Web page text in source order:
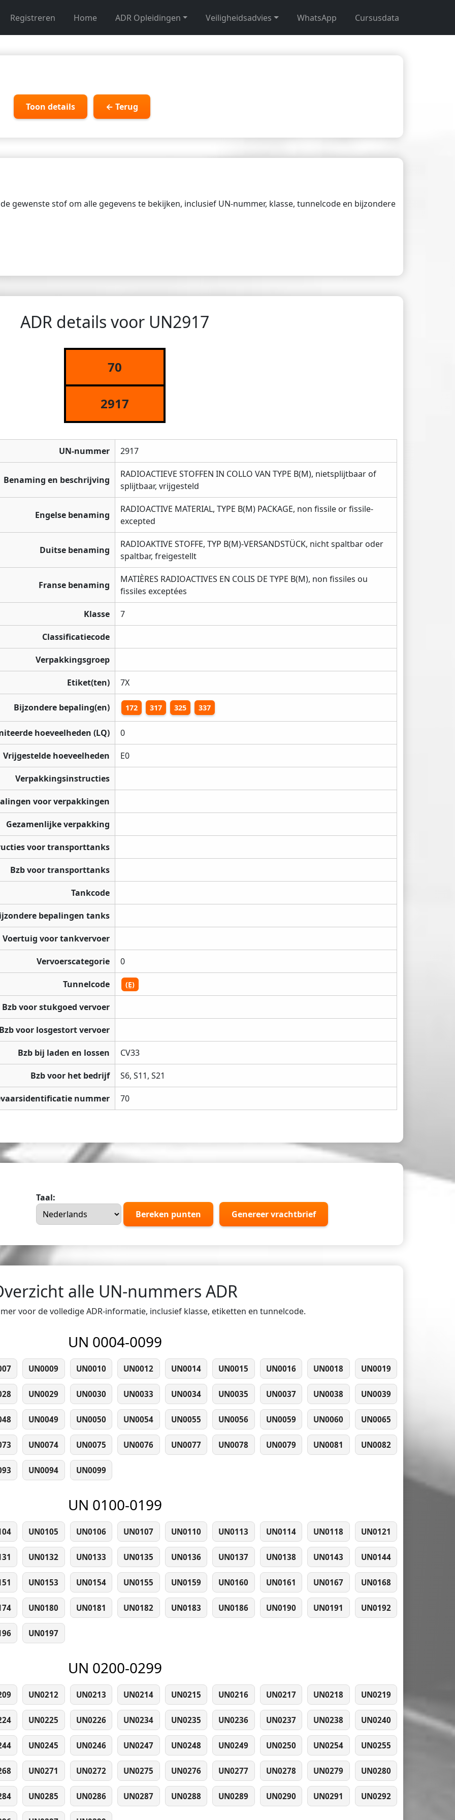
Registreren Home ADR Opleidingen Veiligheidsadvies WhatsApp Cursusdata
Toon details ← Terug
gewenste stof om alle gegevens te bekijken, inclusief UN-nummer, klasse, tunnelcode en bijzondere
ADR details voor UN2917
70
2917
UN-nummer 2917
Benaming en beschrijving
RADIOACTIEVE STOFFEN IN COLLO VAN TYPE B(M), nietsplijtbaar of
splijtbaar, vrijgesteld
Engelse benaming
RADIOACTIVE MATERIAL, TYPE B(M) PACKAGE, non fissile or fissile-
excepted
Duitse benaming
RADIOAKTIVE STOFFE, TYP B(M)-VERSANDSTÜCK, nicht spaltbar oder
spaltbar, freigestellt
Franse benaming
MATIÈRES RADIOACTIVES EN COLIS DE TYPE B(M), non fissiles ou
fissiles exceptées
Klasse 7
Classificatiecode
Verpakkingsgroep
Etiket(ten) 7X
Bijzondere bepaling(en) 172 317 325 337
hoeveelheden (LQ) 0
Vrijgestelde hoeveelheden E0
Verpakkingsinstructies
voor verpakkingen
Gezamenlijke verpakking
voor transporttanks
Bzb voor transporttanks
Tankcode
bepalingen tanks
Voertuig voor tankvervoer
Vervoerscategorie 0
Tunnelcode (E)
Bzb voor stukgoed vervoer
voor losgestort vervoer
Bzb bij laden en lossen CV33
Bzb voor het bedrijf S6, S11, S21
nummer 70
Taal:
Bereken punten
Genereer vrachtbrief
alle UN-nummers ADR
voor de volledige ADR-informatie, inclusief klasse, etiketten en tunnelcode.
UN 0004-0099
UN0009 UN0010 UN0012 UN0014 UN0015 UN0016 UN0018 UN0019
UN0029 UN0030 UN0033 UN0034 UN0035 UN0037 UN0038 UN0039
UN0049 UN0050 UN0054 UN0055 UN0056 UN0059 UN0060 UN0065
UN0074 UN0075 UN0076 UN0077 UN0078 UN0079 UN0081 UN0082
UN0094 UN0099
UN 0100-0199
UN0105 UN0106 UN0107 UN0110 UN0113 UN0114 UN0118 UN0121
UN0132 UN0133 UN0135 UN0136 UN0137 UN0138 UN0143 UN0144
UN0153 UN0154 UN0155 UN0159 UN0160 UN0161 UN0167 UN0168
UN0180 UN0181 UN0182 UN0183 UN0186 UN0190 UN0191 UN0192
UN0197
UN 0200-0299
UN0212 UN0213 UN0214 UN0215 UN0216 UN0217 UN0218 UN0219
UN0225 UN0226 UN0234 UN0235 UN0236 UN0237 UN0238 UN0240
UN0245 UN0246 UN0247 UN0248 UN0249 UN0250 UN0254 UN0255
UN0271 UN0272 UN0275 UN0276 UN0277 UN0278 UN0279 UN0280
UN0285 UN0286 UN0287 UN0288 UN0289 UN0290 UN0291 UN0292